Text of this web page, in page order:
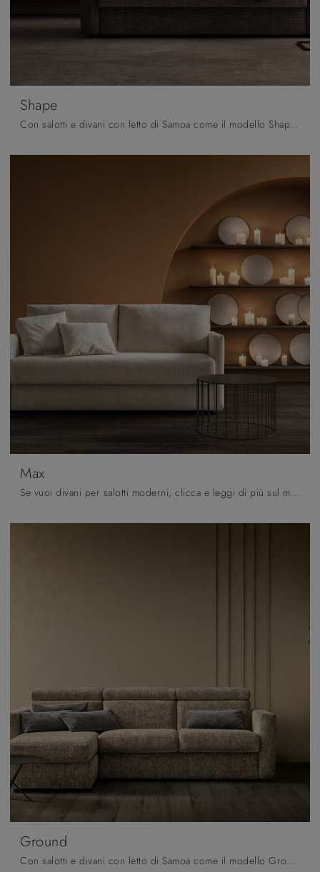
Shape
Con salotti e divani con letto di Samoa come il modello Shape in tessuto, potrai completare il tuo concept d'arredo.
Max
Se vuoi divani per salotti moderni, clicca e leggi di più sul modello Max in tessuto dell'azienda Samoa.
Ground
Con salotti e divani con letto di Samoa come il modello Ground in tessuto, potrai ultimare il tuo progetto d'arredo.